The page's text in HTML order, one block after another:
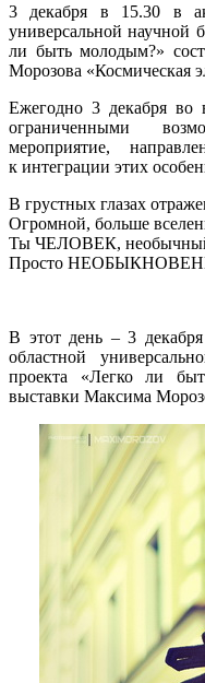
3 декабря в 15.30 в
универсальной научной
ли быть молодым?»
Морозова «Космическая
Ежегодно 3 декабря
ограниченными
мероприятие,
к интеграции этих
В грустных глазах
Огромной, больше
Ты ЧЕЛОВЕК,
Просто
В этот день – 3
областной
проекта «Легко ли
выставки Максима